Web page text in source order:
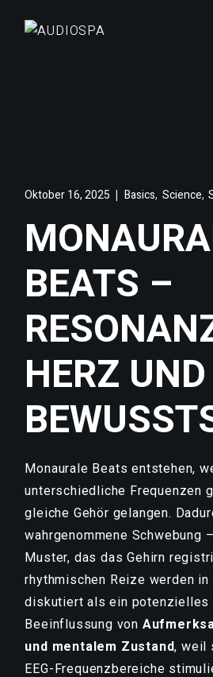
Oktober 16, 2025 Basics, Science,
BEATS –
HERZ UND
Monaurale Beats entstehen,
unterschiedliche Frequenzen
gleiche Gehör gelangen.
wahrgenommene Schwebung
Muster, das das Gehirn
rhythmischen Reize werden in
diskutiert als ein potenzielles
Beeinflussung von
und mentalem Zustand, weil
EEG-Frequenzbereiche